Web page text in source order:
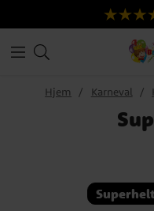
Hjem Karneval